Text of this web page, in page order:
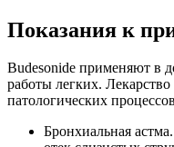
Показания к
Budesonide применяют в
работы легких.
патологических
Бронхиальная